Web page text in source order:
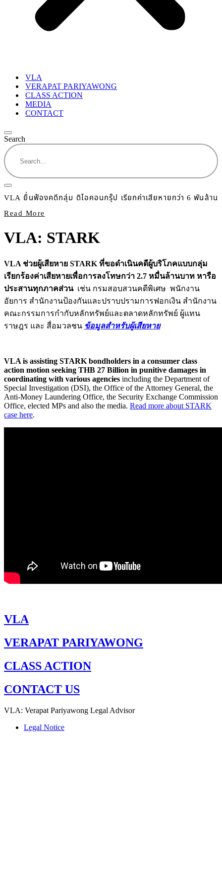
VLA
VERAPAT PARIYAWONG
CLASS ACTION
MEDIA
CONTACT
Search
VLA ยื่นฟ้องคดีกลุ่ม ดิไอคอนกรุ๊ป เรียกค่าเสียหายกว่า 6 พันล้าน
Read More
VLA: STARK
VLA ช่วยผู้เสียหาย STARK ที่ขอดำเนินคดีผู้บริโภคแบบกลุ่ม
เรียกร้องค่าเสียหายเพื่อการลงโทษกว่า 2.7 หมื่นล้านบาท หารือ
ประสานทุกภาคส่วนเช่น กรมสอบสวนคดีพิเศษ พนักงาน
อัยการ สำนักงานป้องกันและปราบปรามการฟอกเงิน สำนักงาน
คณะกรรมการกำกับหลักทรัพย์และตลาดหลักทรัพย์ ผู้แทน
ราษฎร และ สื่อมวลชน ข้อมูลสำหรับผู้เสียหาย
VLA is assisting STARK bondholders in a consumer class
action motion seeking THB 27 Billion in punitive damages in
coordinating with various agencies including the Department of
Special Investigation (DSI), the Office of the Attorney General, the
Anti-Money Laundering Office, the Security Exchange Commission
Office, elected MPs and also the media. Read more about STARK
case here.
VLA
VERAPAT PARIYAWONG
CLASS ACTION
CONTACT US
VLA: Verapat Pariyawong Legal Advisor
Legal Notice